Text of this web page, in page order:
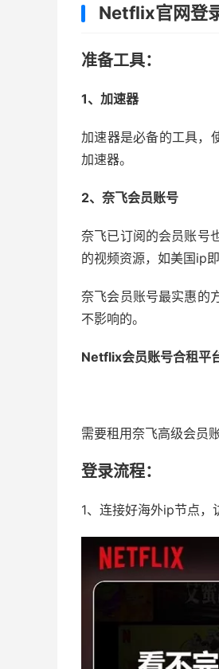
Netflix官网登
准备工具：
1、加速器
加速器是必备的工具，
加速器。
2、奈飞会员账号
奈飞已订阅的会员账号
的视频资源，如美国ip
奈飞会员账号最实惠的
不影响的。
Netflix会员账号合租平
需要租用奈飞高级会员
登录流程：
1、连接好海外ip节点，